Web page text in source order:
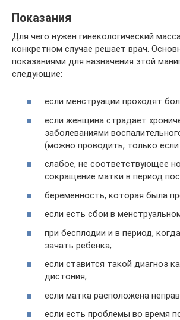
Показания
Для чего нужен гинекологический
конкретном случае решает врач.
показаниями для назначения этой
следующие:
если менструации проходят
если женщина страдает
заболеваниями
(можно проводить, только
слабое, не соответствующее
сокращение матки в период
беременность, которая была
если есть сбои в
при бесплодии и в период,
зачать ребенка;
если ставится такой диагноз
дистония;
если матка расположена
если есть проблемы во время